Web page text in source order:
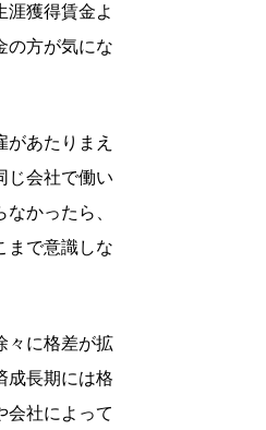
涯獲得賃金よ
の方が気にな
があたりまえ
じ会社で働い
かったら、
まで意識しな
々に格差が拡
成長期には格
会社によって